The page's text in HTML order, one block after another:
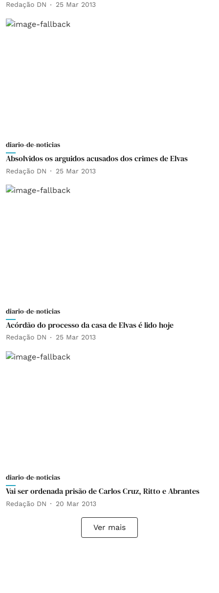
Redação DN 25 Mar 2013
diario-de-noticias
Absolvidos os arguidos acusados dos crimes de Elvas
Redação DN 25 Mar 2013
diario-de-noticias
Acórdão do processo da casa de Elvas é lido hoje
Redação DN 25 Mar 2013
diario-de-noticias
Vai ser ordenada prisão de Carlos Cruz, Ritto e Abrantes
Redação DN 20 Mar 2013
Ver mais